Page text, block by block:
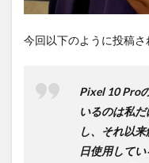
おす
め！
今回以下のように投稿さ
Pixel 10 Pro
いるのは私
し、それ以
日使用して